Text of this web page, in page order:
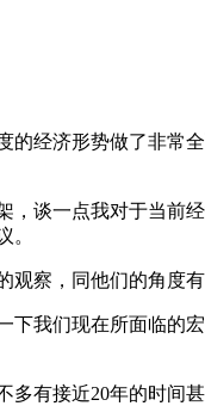
的经济形势做了非常
，谈一点我对于当前
。
察，同他们的角度有
下我们现在所面临的
多有接近20年的时